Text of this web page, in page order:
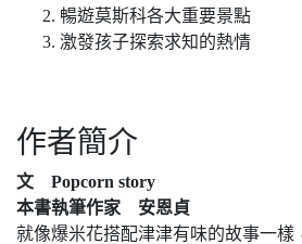
暢遊莫斯科各大重要景點
激發孩子探索求知的熱情
作者簡介
文 Popcorn story
本書執筆作家 安恩貞
就像爆米花搭配津津有味的故事一樣